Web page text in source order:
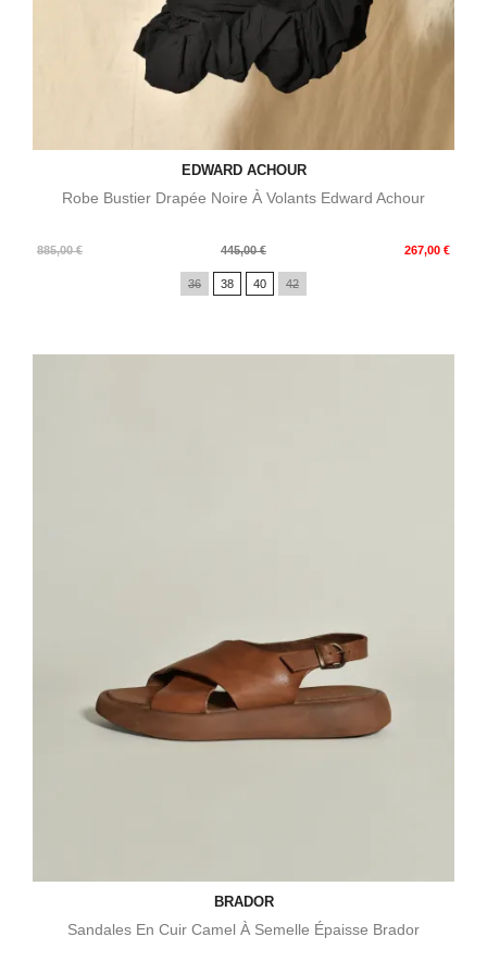
EDWARD ACHOUR
Robe Bustier Drapée Noire À Volants Edward Achour
885,00 €
Prix
445,00 € 267,00 €
Prix
36 38 40 42
BRADOR
Sandales En Cuir Camel À Semelle Épaisse Brador